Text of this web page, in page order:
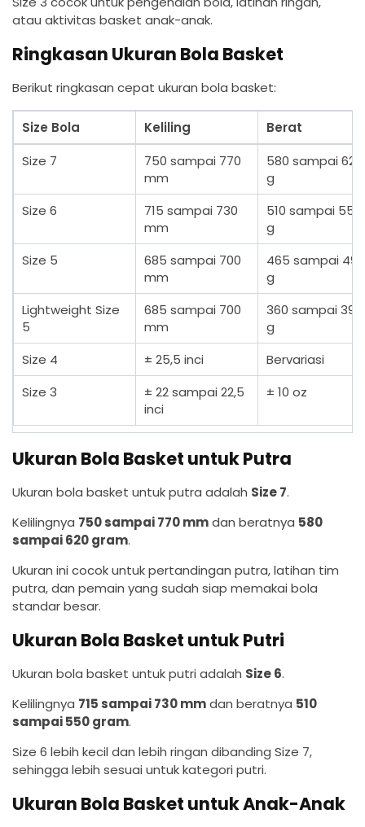
atau aktivitas basket anak-anak.
Ringkasan Ukuran Bola Basket
Berikut ringkasan cepat ukuran bola basket:
Size Bola Keliling
Berat
Size 7
750 sampai 770
mm
580 sampai 620
g
Size 6
715 sampai 730
mm
510 sampai 550
g
Size 5
685 sampai 700
mm
465 sampai 495
g
Lightweight Size
5
685 sampai 700
mm
360 sampai 390
g
Size 4
± 25,5 inci
Bervariasi
Size 3
± 22 sampai 22,5
inci
± 10 oz
Ukuran Bola Basket untuk Putra
Ukuran bola basket untuk putra adalah Size 7.
Kelilingnya 750 sampai 770 mmdan beratnya 580
sampai 620 gram.
Ukuran ini cocok untuk pertandingan putra, latihan tim
putra, dan pemain yang sudah siap memakai bola
standar besar.
Ukuran Bola Basket untuk Putri
Ukuran bola basket untuk putri adalah Size 6.
Kelilingnya 715 sampai 730 mmdan beratnya 510
sampai 550 gram.
Size 6 lebih kecil dan lebih ringan dibanding Size 7,
sehingga lebih sesuai untuk kategori putri.
Ukuran Bola Basket untuk Anak-Anak